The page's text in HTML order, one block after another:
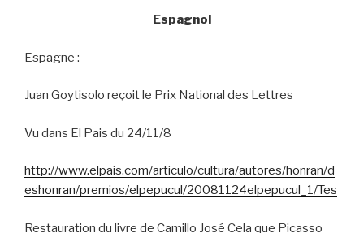
Espagnol
Espagne :
Juan Goytisolo reçoit le Prix National des Lettres
Vu dans El Pais du 24/11/8
http://www.elpais.com/articulo/cultura/autores/honran/d
eshonran/premios/elpepucul/20081124elpepucul_1/Tes
Restauration du livre de Camillo José Cela que Picasso